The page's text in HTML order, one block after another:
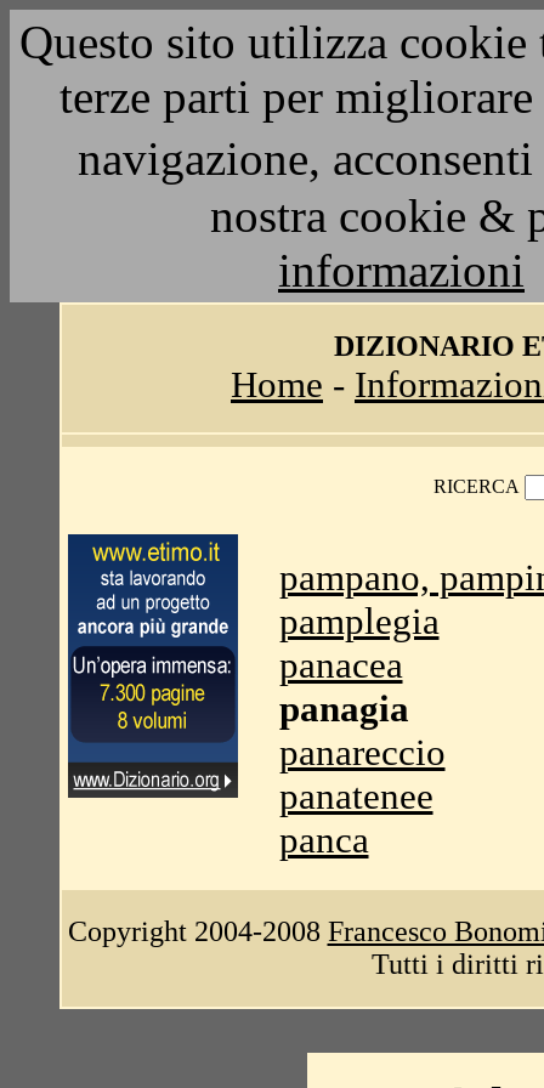
Questo sito utilizza
terze parti per
navigazione,
nostra cookie &
informazioni
DIZIONARIO
Home -
RICERCA
pampano,
pamplegia
panacea
panagia
panareccio
panatenee
panca
Copyright 2004-2008 Francesco
Tutti i diritti